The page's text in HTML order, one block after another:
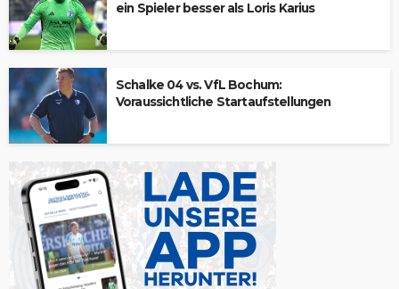
ein Spieler besser als Loris Karius
Schalke 04 vs. VfL Bochum:
Voraussichtliche Startaufstellungen